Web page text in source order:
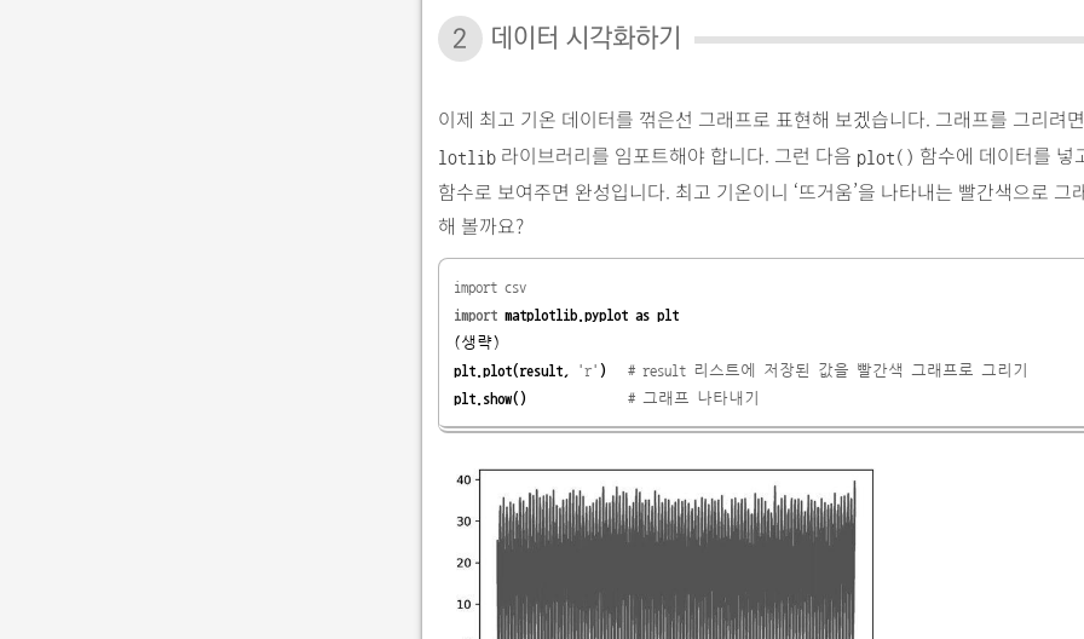
2 데이터 시각화하기
이제 최고 기온 데이터를 꺾은선 그래프로 표현해 보겠습니다. 그래프를 그리려
lotlib라이브러리를 임포트해야 합니다. 그런 다음 plot() 함수에 데이터를 넣
함수로 보여주면 완성입니다. 최고 기온이니 ‘뜨거움’을 나타내는 빨간색으로 그
해 볼까요?
import csv
import matplotlib.pyplot as plt
plt.plot(result,
'r' )
# result 리스트에 저장된 값을 빨간색 그래프로 그리기
plt.show()
# 그래프 나타내기